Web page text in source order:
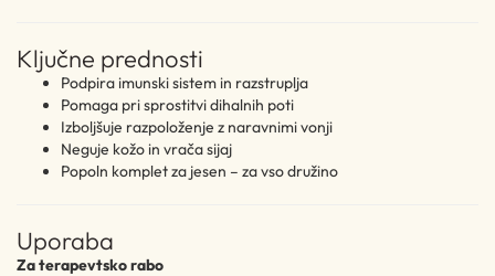
Ključne prednosti
Podpira imunski sistem in razstruplja
Pomaga pri sprostitvi dihalnih poti
Izboljšuje razpoloženje z naravnimi vonji
Neguje kožo in vrača sijaj
Popoln komplet za jesen – za vso družino
Uporaba
Za terapevtsko rabo